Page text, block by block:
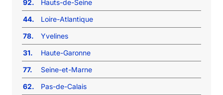
92.
Hauts-de-Seine
44.
Loire-Atlantique
78.
Yvelines
31.
Haute-Garonne
77.
Seine-et-Marne
62.
Pas-de-Calais